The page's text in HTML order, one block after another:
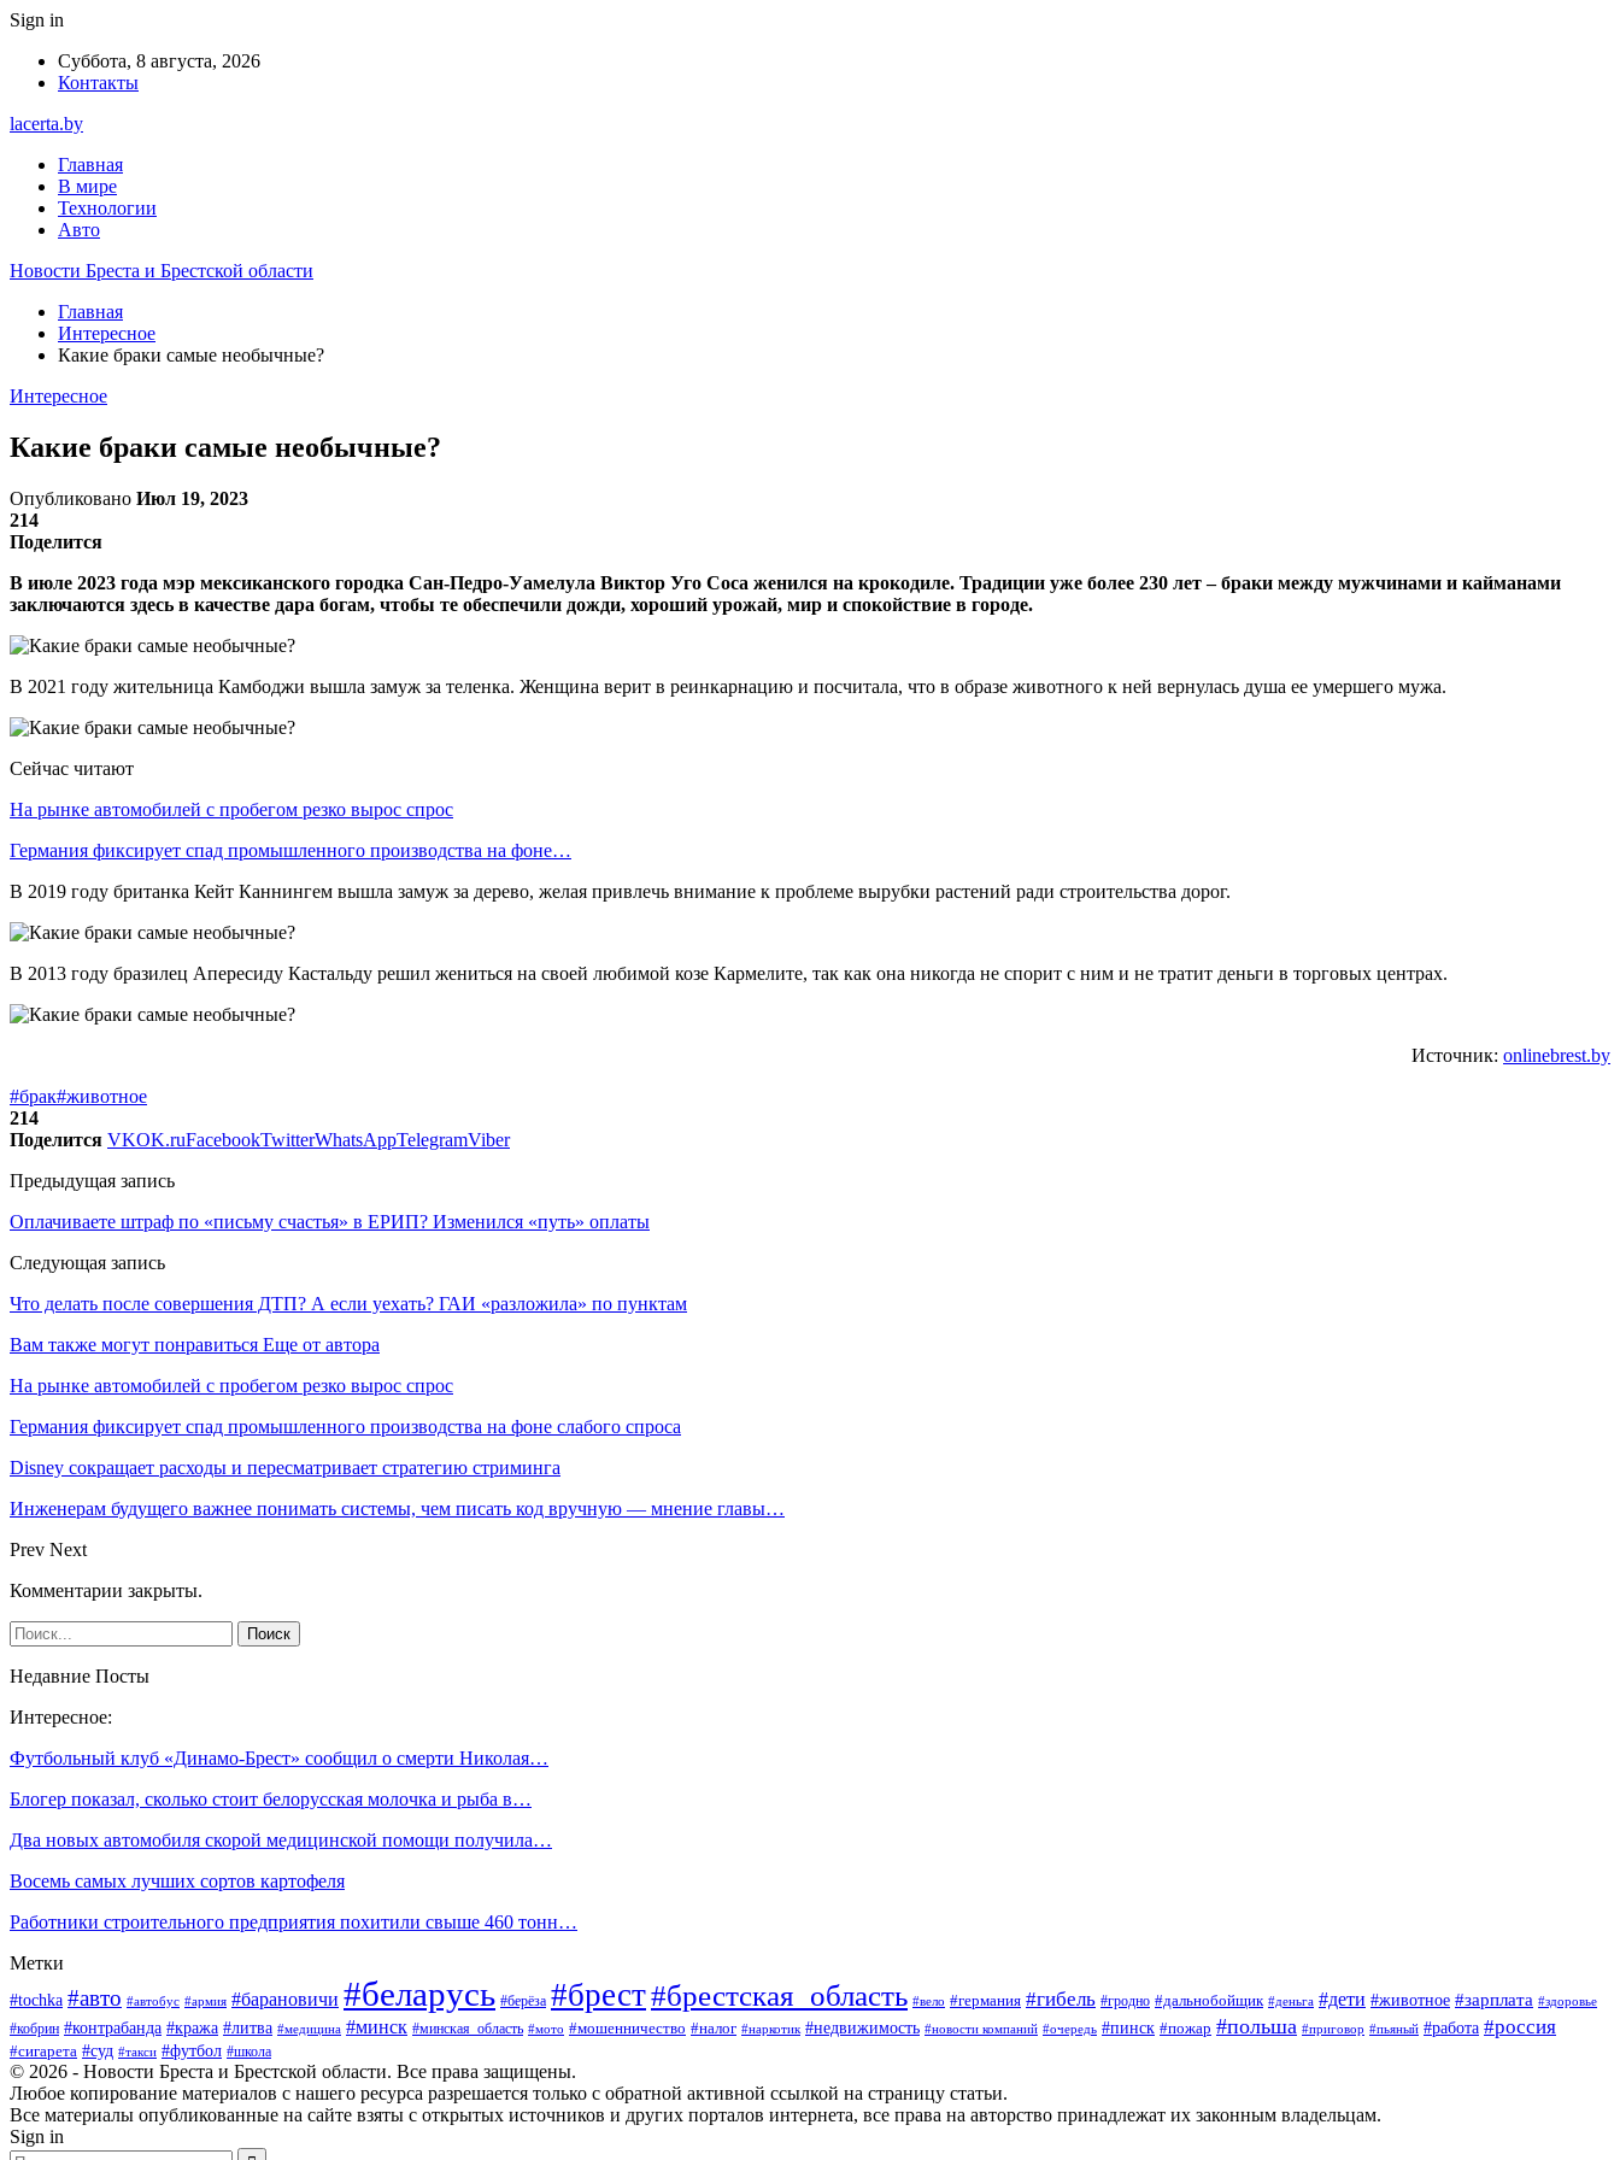
Sign in
Суббота, 8 августа, 2026
Контакты
lacerta.by
Главная
В мире
Технологии
Авто
Новости Бреста и Брестской области
Главная
Интересное
Какие браки самые необычные?
Интересное
Какие браки самые необычные?
Опубликовано Июл 19, 2023
214
Поделится
В июле 2023 года мэр мексиканского городка Сан-Педро-Уамелула Виктор Уго Соса женился на крокодиле. Традиции уже более 230 лет – браки между мужчинами и кайманами
заключаются здесь в качестве дара богам, чтобы те обеспечили дожди, хороший урожай, мир и спокойствие в городе.
В 2021 году жительница Камбоджи вышла замуж за теленка. Женщина верит в реинкарнацию и посчитала, что в образе животного к ней вернулась душа ее умершего мужа.
Сейчас читают
На рынке автомобилей с пробегом резко вырос спрос
Германия фиксирует спад промышленного производства на фоне…
В 2019 году британка Кейт Каннингем вышла замуж за дерево, желая привлечь внимание к проблеме вырубки растений ради строительства дорог.
В 2013 году бразилец Апересиду Кастальду решил жениться на своей любимой козе Кармелите, так как она никогда не спорит с ним и не тратит деньги в торговых центрах.
Источник: onlinebrest.by
#брак#животное
214
Поделится VKOK.ruFacebookTwitterWhatsAppTelegramViber
Предыдущая запись
Оплачиваете штраф по «письму счастья» в ЕРИП? Изменился «путь» оплаты
Следующая запись
Что делать после совершения ДТП? А если уехать? ГАИ «разложила» по пунктам
Вам также могут понравиться Еще от автора
На рынке автомобилей с пробегом резко вырос спрос
Германия фиксирует спад промышленного производства на фоне слабого спроса
Disney сокращает расходы и пересматривает стратегию стриминга
Инженерам будущего важнее понимать системы, чем писать код вручную — мнение главы…
Prev Next
Комментарии закрыты.
Недавние Посты
Интересное:
Футбольный клуб «Динамо-Брест» сообщил о смерти Николая…
Блогер показал, сколько стоит белорусская молочка и рыба в…
Два новых автомобиля скорой медицинской помощи получила…
Восемь самых лучших сортов картофеля
Работники строительного предприятия похитили свыше 460 тонн…
Метки
#tochka #авто #автобус #армия #барановичи #беларусь #берёза #брест#брестская_область #вело #германия #гибель #гродно #дальнобойщик #деньга #дети #животное #зарплата #здоровье
#кобрин #контрабанда #кража #литва #медицина #минск #минская_область #мото #мошенничество #налог #наркотик #недвижимость #новости компаний #очередь #пинск #пожар #польша #приговор #пьяный #работа #россия
#сигарета #суд #такси #футбол #школа
© 2026 - Новости Бреста и Брестской области. Все права защищены.
Любое копирование материалов с нашего ресурса разрешается только с обратной активной ссылкой на страницу статьи.
Все материалы опубликованные на сайте взяты с открытых источников и других порталов интернета, все права на авторство принадлежат их законным владельцам.
Sign in